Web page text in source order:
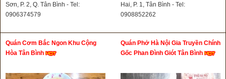
Sơn, P. 2, Q. Tân Bình - Tel:
0906374579
Hai, P. 1, Tân Bình - Tel:
0908852262
Quán Cơm Bắc Ngon Khu Cộng
Hòa Tân Bình
Quán Phở Hà Nội Gia Truyền Chính
Gốc Phan Đình Giót Tân Bình